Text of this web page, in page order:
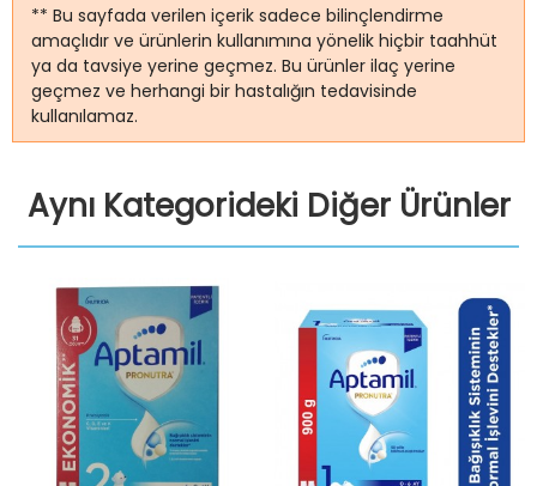
** Bu sayfada verilen içerik sadece bilinçlendirme
amaçlıdır ve ürünlerin kullanımına yönelik hiçbir taahhüt
ya da tavsiye yerine geçmez. Bu ürünler ilaç yerine
geçmez ve herhangi bir hastalığın tedavisinde
kullanılamaz.
Aynı Kategorideki Diğer Ürünler